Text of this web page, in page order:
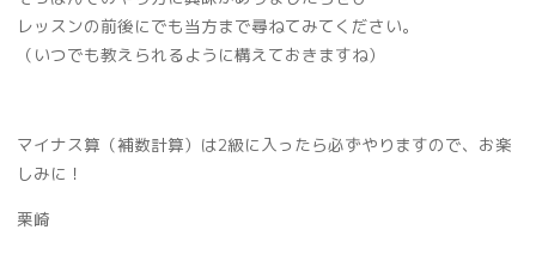
レッスンの前後にでも当方まで尋ねてみてください。
（いつでも教えられるように構えておきますね）
マイナス算（補数計算）は2級に入ったら必ずやりますので、お楽
しみに！
栗崎